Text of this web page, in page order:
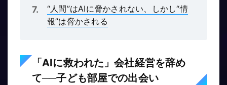
“人間”はAIに脅かされない、しかし“情
報”は脅かされる
「AIに救われた」会社経営を辞め
て──子ども部屋での出会い